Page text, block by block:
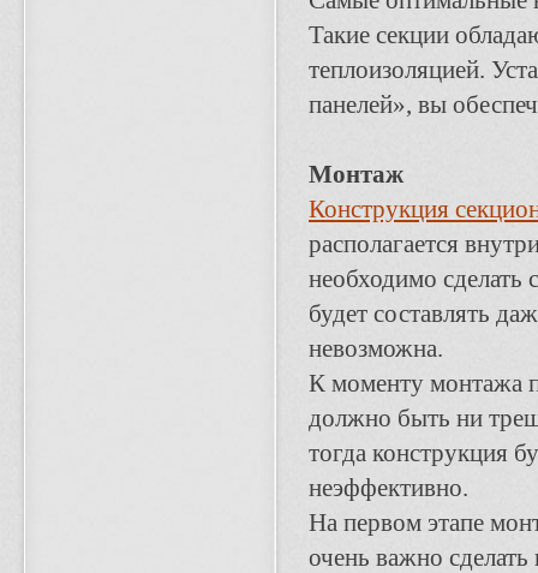
Такие секции
теплоизоляцией.
панелей», вы
Монтаж
Конструкция
располагается
необходимо сделать
будет составлять
невозможна.
К моменту монтажа
должно быть ни
тогда конструкция
неэффективно.
На первом этапе
очень важно